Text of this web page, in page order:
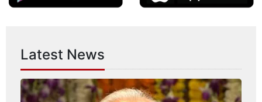
Latest News